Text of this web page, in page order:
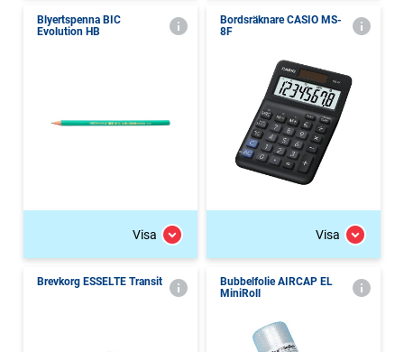
Blyertspenna BIC
Evolution HB
Visa
Bordsräknare CASIO MS-
8F
Visa
Brevkorg ESSELTE Transit
Bubbelfolie AIRCAP EL
MiniRoll